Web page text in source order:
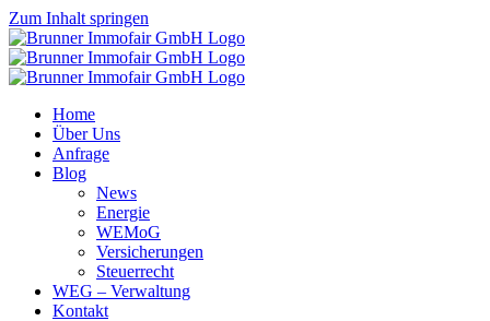
Zum Inhalt springen
Home
Über Uns
Anfrage
Blog
News
Energie
WEMoG
Versicherungen
Steuerrecht
WEG – Verwaltung
Kontakt